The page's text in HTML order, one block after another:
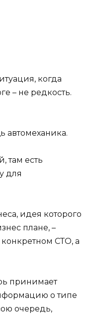
когда
– не редкость.
там есть
для
идея которого
плане, –
конкретном СТО, а
принимает
о типе
очередь,